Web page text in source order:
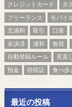
クレジットカード
タ
フリーランス
モバイ
北浦和
取引 口座
未決済
浦和 無視
自動登録ルール
見直
預金
領収証 食べ歩
最近の投稿